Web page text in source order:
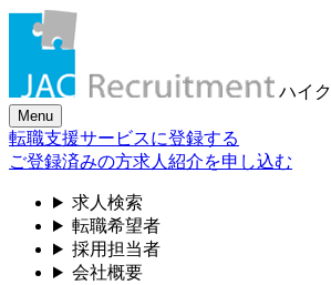
ハイ
Menu
転職支援サービスに登録する
ご登録済みの方求人紹介を申し込む
求人検索
転職希望者
採用担当者
会社概要